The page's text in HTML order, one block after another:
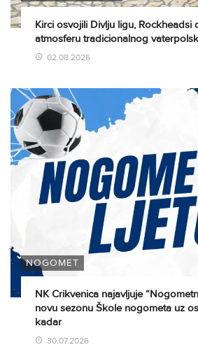
Kirci osvojili Divlju ligu,
atmosferu tradicionalnog
02.08.2026
NOGOMET
NK Crikvenica najavljuje
novu sezonu Škole nogometa uz
kadar
30.07.2026